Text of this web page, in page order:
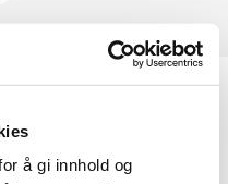
å gi innhold og